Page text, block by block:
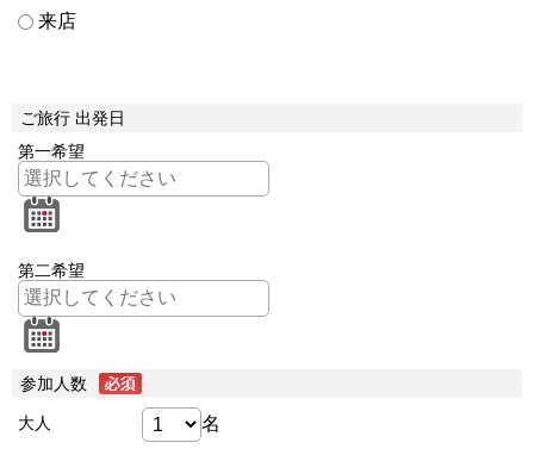
来店
ご旅行 出発日
第一希望
第二希望
参加人数
大人 名